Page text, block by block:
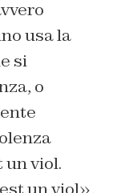
usa la
si
o
un viol.